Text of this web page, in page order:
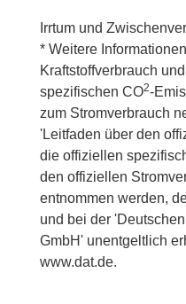
Irrtum und
* Weitere
Kraftstoffverbrauch
spezifischen CO2-
zum Stromverbrauch
'Leitfaden über den
die offiziellen
den offiziellen
entnommen werden,
und bei der
GmbH' unentgeltlich
www.dat.de.